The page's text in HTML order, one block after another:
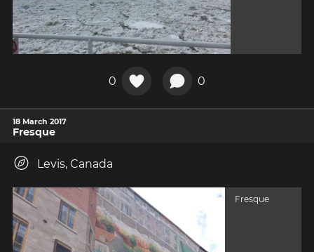
0 0
18 March 2017
Fresque
Levis, Canada
Fresque